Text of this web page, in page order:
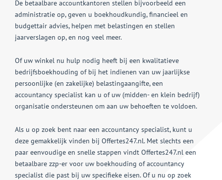
De betaalbare accountkantoren stellen bijvoorbeeld een
administratie op, geven u boekhoudkundig, financieel en
budgettair advies, helpen met belastingen en stellen
jaarverslagen op, en nog veel meer.
Of uw winkel nu hulp nodig heeft bij een kwalitatieve
bedrijfsboekhouding of bij het indienen van uw jaarlijkse
persoonlijke (en zakelijke) belastingaangifte, een
accountancy specialist kan u of uw (midden- en klein bedrijf)
organisatie ondersteunen om aan uw behoeften te voldoen.
Als u op zoek bent naar een accountancy specialist, kunt u
deze gemakkelijk vinden bij Offertes247.nl. Met slechts een
paar eenvoudige en snelle stappen vindt Offertes247.nl een
betaalbare zzp-er voor uw boekhouding of accountancy
specialist die past bij uw specifieke eisen. Of u nu op zoek